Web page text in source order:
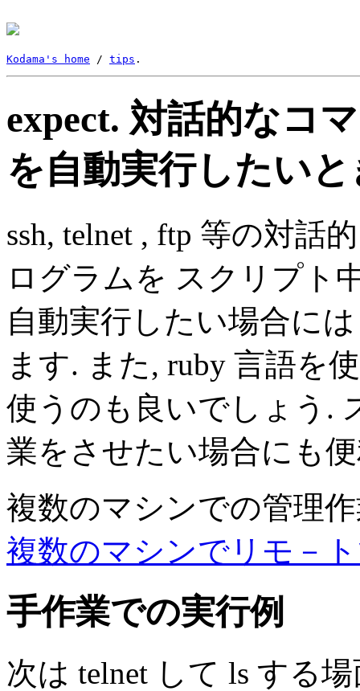
Kodama's home / tips
expect. 対話的なコ
を自動実行したいと
ssh, telnet , ftp 等の対話
ログラムを スクリプト
自動実行したい場合に
ます. また, ruby 言語を
使うのも良いでしょう.
業をさせたい場合にも
複数のマシンでの管理
複数のマシンでリモ－
手作業での実行例
次は telnet して ls する